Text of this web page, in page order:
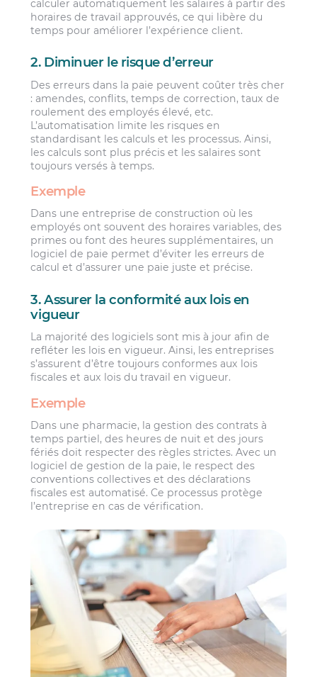
calculer automatiquement les salaires à partir des
horaires de travail approuvés, ce qui libère du
temps pour améliorer l’expérience client.
2. Diminuer le risque d’erreur
Des erreurs dans la paie peuvent coûter très cher
: amendes, conflits, temps de correction, taux de
roulement des employés élevé, etc.
L’automatisation limite les risques en
standardisant les calculs et les processus. Ainsi,
les calculs sont plus précis et les salaires sont
toujours versés à temps.
Exemple
Dans une entreprise de construction où les
employés ont souvent des horaires variables, des
primes ou font des heures supplémentaires, un
logiciel de paie permet d’éviter les erreurs de
calcul et d’assurer une paie juste et précise.
3. Assurer la conformité aux lois en
vigueur
La majorité des logiciels sont mis à jour afin de
refléter les lois en vigueur. Ainsi, les entreprises
s’assurent d’être toujours conformes aux lois
fiscales et aux lois du travail en vigueur.
Exemple
Dans une pharmacie, la gestion des contrats à
temps partiel, des heures de nuit et des jours
fériés doit respecter des règles strictes. Avec un
logiciel de gestion de la paie, le respect des
conventions collectives et des déclarations
fiscales est automatisé. Ce processus protège
l’entreprise en cas de vérification.